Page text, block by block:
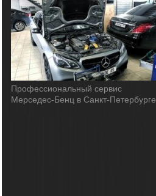
Профессиональный сервис
Мерседес-Бенц в Санкт-Петербурге